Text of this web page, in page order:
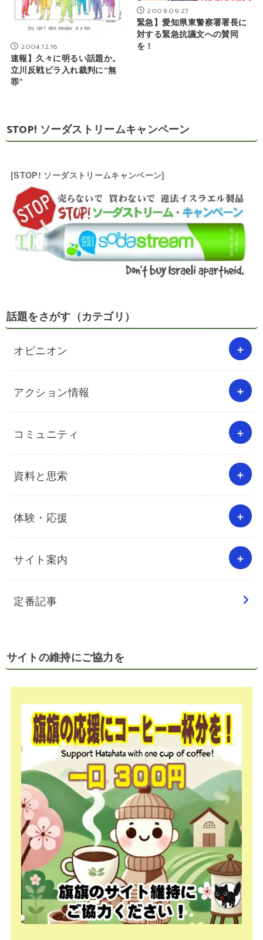
2004.12.16
速報】久々に明るい話題か。
立川反戦ビラ入れ裁判に“無
罪”
2009.09.27
緊急】愛知県東警察署署長に
対する緊急抗議文への賛同
を！
STOP! ソーダストリームキャンペーン
[STOP! ソーダストリームキャンペーン]
話題をさがす（カテゴリ）
オピニオン
アクション情報
コミュニティ
資料と思索
体験・応援
サイト案内
定番記事
サイトの維持にご協力を